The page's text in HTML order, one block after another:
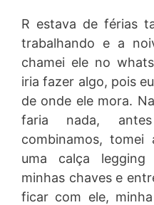
R estava de férias
trabalhando e a
chamei ele no
iria fazer algo, pois
de onde ele mora.
faria nada,
combinamos, tomei
uma calça legging
minhas chaves e
ficar com ele,